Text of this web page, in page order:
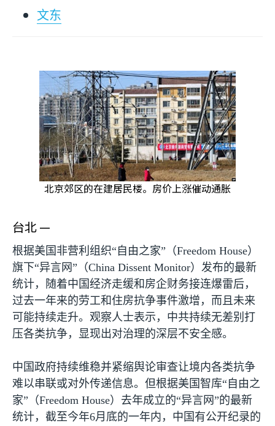
文东
北京郊区的在建居民楼。房价上涨催动通胀
台北 —
根据美国非营利组织“自由之家”（Freedom House）
旗下“异言网”（China Dissent Monitor）发布的最新
统计，随着中国经济走缓和房企财务接连爆雷后，
过去一年来的劳工和住房抗争事件激增，而且未来
可能持续走升。观察人士表示，中共持续无差别打
压各类抗争，显现出对治理的深层不安全感。
中国政府持续维稳并紧缩舆论审查让境内各类抗争
难以串联或对外传递信息。但根据美国智库“自由之
家”（Freedom House）去年成立的“异言网”的最新
统计，截至今年6月底的一年内，中国有公开纪录的